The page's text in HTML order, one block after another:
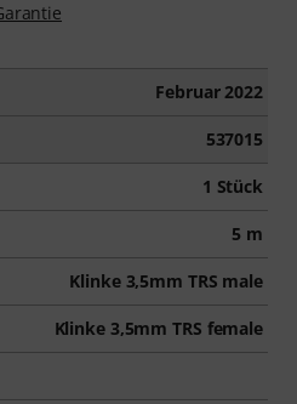
Februar 2022
537015
1 Stück
5 m
Klinke 3,5mm TRS male
Klinke 3,5mm TRS female